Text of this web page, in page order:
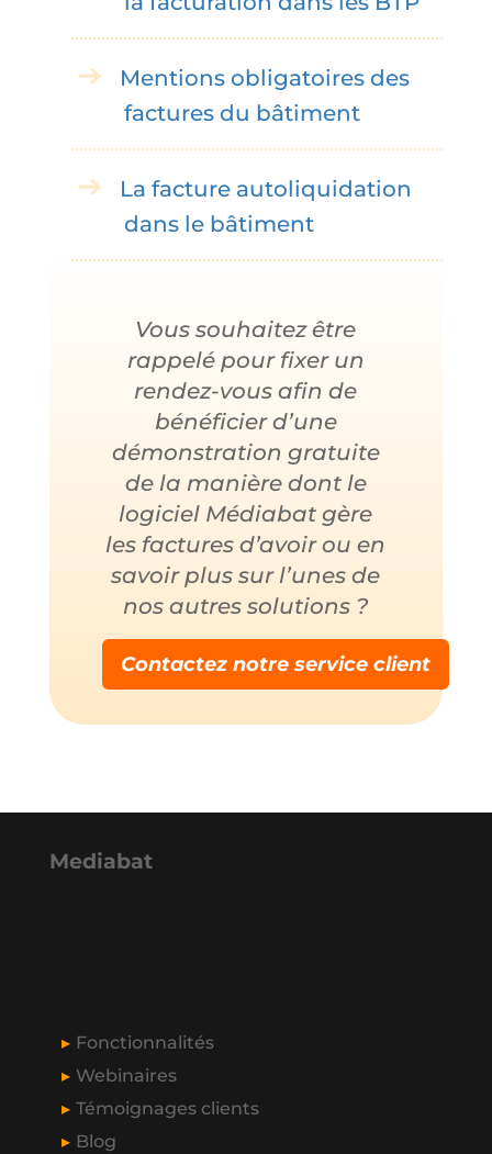
Mentions obligatoires des
factures du bâtiment
La facture autoliquidation
dans le bâtiment
Vous souhaitez être
rappelé pour fixer un
rendez-vous afin de
bénéficier d’une
démonstration gratuite
de la manière dont le
logiciel Médiabat gère
les factures d’avoir ou en
savoir plus sur l’unes de
nos autres solutions ?
Contactez notre service client
Mediabat
Fonctionnalités
Webinaires
Témoignages clients
Blog